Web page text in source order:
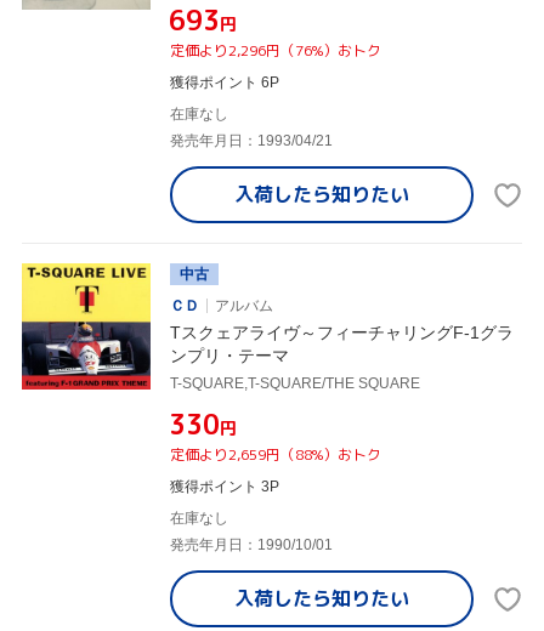
¥693円
定価より2,296円（76%）おトク
獲得ポイント 6P
在庫なし
発売年月日：1993/04/21
入荷したら知りたい
中古
ＣＤ
アルバム
Tスクェアライヴ～フィーチャリングF-1グラ
ンプリ・テーマ
T-SQUARE,T-SQUARE/THE SQUARE
¥330円
定価より2,659円（88%）おトク
獲得ポイント 3P
在庫なし
発売年月日：1990/10/01
入荷したら知りたい